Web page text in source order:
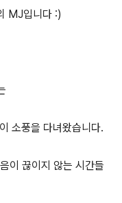
MJ입니다 :)
소풍을 다녀왔습니다.
이 끊이지 않는 시간들